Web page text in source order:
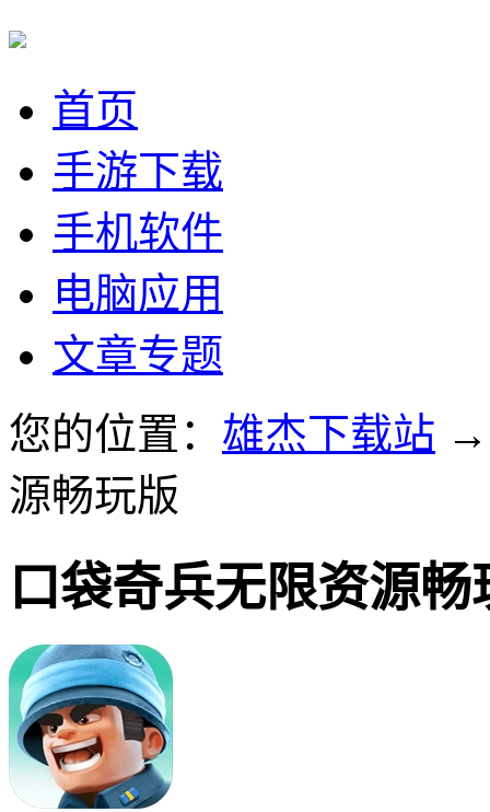
首页
手游下载
手机软件
电脑应用
文章专题
您的位置： 雄杰下载站
源畅玩版
口袋奇兵无限资源畅